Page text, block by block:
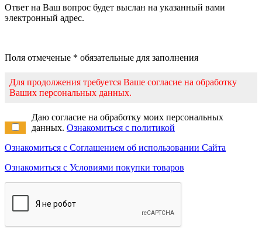
Ответ на Ваш вопрос будет выслан на указанный вами
электронный адрес.
Поля отмеченые * обязательные для заполнения
Для продолжения требуется Ваше согласие на обработку
Ваших персональных данных.
Даю согласие на обработку моих персональных
данных. Ознакомиться с политикой
Ознакомиться с Соглашением об использовании Сайта
Ознакомиться с Условиями покупки товаров